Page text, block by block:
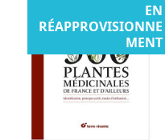
EN
RÉAPPROVISIONNE
MENT